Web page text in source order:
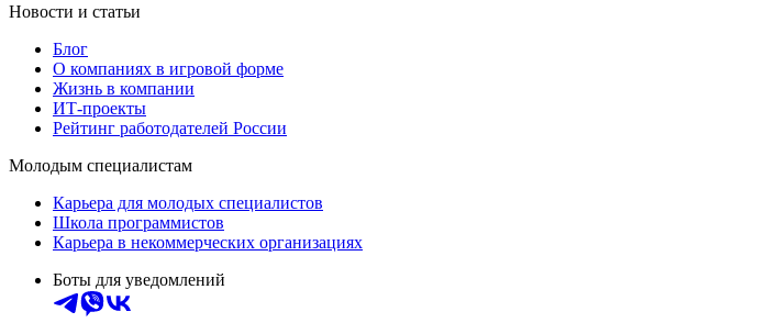
Новости и статьи
Блог
О компаниях в игровой форме
Жизнь в компании
ИТ-проекты
Рейтинг работодателей России
Молодым специалистам
Карьера для молодых специалистов
Школа программистов
Карьера в некоммерческих организациях
Боты для уведомлений